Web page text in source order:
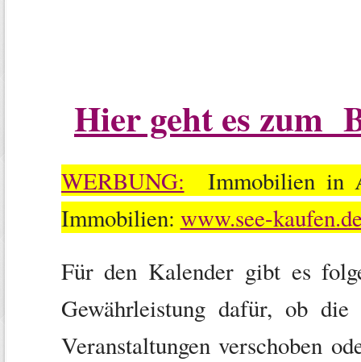
Hier geht es zum
WERBUNG: Immobilien in
Immobilien: www.see-
Für den Kalender gibt es
Gewährleistung dafür, ob
Veranstaltungen verschoben